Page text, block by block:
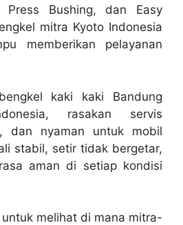
Press Bushing, dan Easy
mitra Kyoto Indonesia
memberikan pelayanan
kaki kaki Bandung
rasakan servis
dan nyaman untuk mobil
stabil, setir tidak bergetar,
aman di setiap kondisi
untuk melihat di mana mitra-